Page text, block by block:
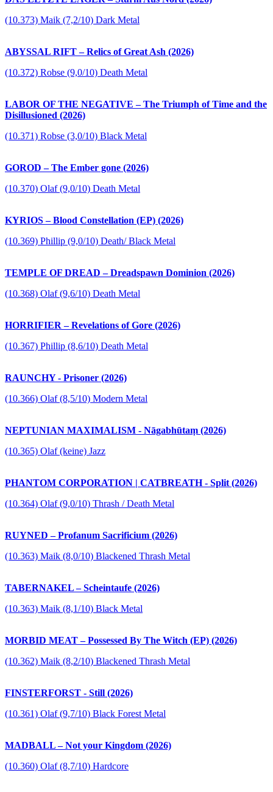
(10.373) Maik (7,2/10) Dark Metal
ABYSSAL RIFT – Relics of Great Ash (2026)
(10.372) Robse (9,0/10) Death Metal
LABOR OF THE NEGATIVE – The Triumph of Time and the
Disillusioned (2026)
(10.371) Robse (3,0/10) Black Metal
GOROD – The Ember gone (2026)
(10.370) Olaf (9,0/10) Death Metal
KYRIOS – Blood Constellation (EP) (2026)
(10.369) Phillip (9,0/10) Death/ Black Metal
TEMPLE OF DREAD – Dreadspawn Dominion (2026)
(10.368) Olaf (9,6/10) Death Metal
HORRIFIER – Revelations of Gore (2026)
(10.367) Phillip (8,6/10) Death Metal
RAUNCHY - Prisoner (2026)
(10.366) Olaf (8,5/10) Modern Metal
NEPTUNIAN MAXIMALISM - Nāgabhūtaṃ (2026)
(10.365) Olaf (keine) Jazz
PHANTOM CORPORATION | CATBREATH - Split (2026)
(10.364) Olaf (9,0/10) Thrash / Death Metal
RUYNED – Profanum Sacrificium (2026)
(10.363) Maik (8,0/10) Blackened Thrash Metal
TABERNAKEL – Scheintaufe (2026)
(10.363) Maik (8,1/10) Black Metal
MORBID MEAT – Possessed By The Witch (EP) (2026)
(10.362) Maik (8,2/10) Blackened Thrash Metal
FINSTERFORST - Still (2026)
(10.361) Olaf (9,7/10) Black Forest Metal
MADBALL – Not your Kingdom (2026)
(10.360) Olaf (8,7/10) Hardcore